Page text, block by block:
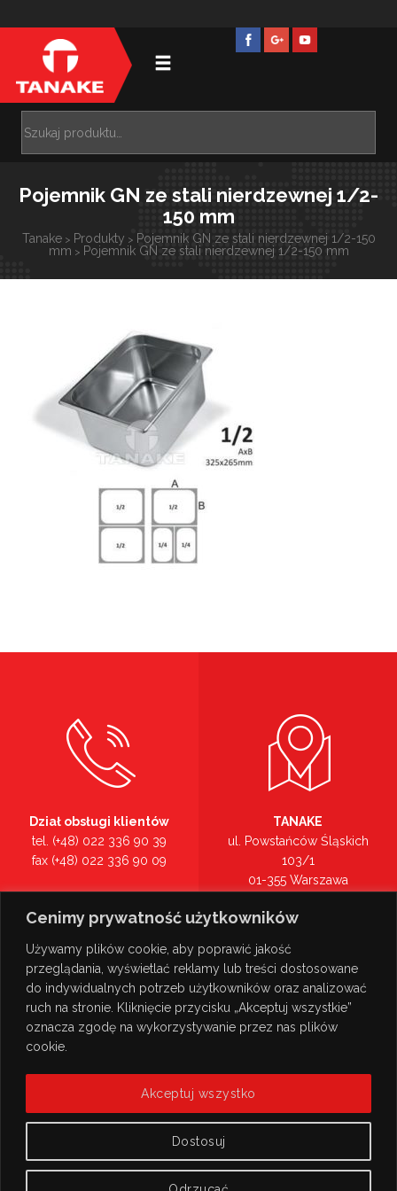
Cenimy prywatność użytkowników
Używamy plików cookie, aby poprawić jakość
przeglądania, wyświetlać reklamy lub treści dostosowane
do indywidualnych potrzeb użytkowników oraz analizować
ruch na stronie. Kliknięcie przycisku „Akceptuj wszystkie”
oznacza zgodę na wykorzystywanie przez nas plików
cookie.
Dostosuj
Akceptuj wszystko
Pojemnik GN ze stali nierdzewnej 1/2-
150 mm
Tanake> Produkty > Pojemnik GN ze stali nierdzewnej 1/2-150
mm > Pojemnik GN ze stali nierdzewnej 1/2-150 mm
Dział obsługi klientów
tel. (+48) 022 336 90 39
fax (+48) 022 336 90 09
tel. (+48) 022 336 90 00
TANAKE
ul. Powstańców Śląskich
103/1
01-355 Warszawa
Zobacz na mapie >